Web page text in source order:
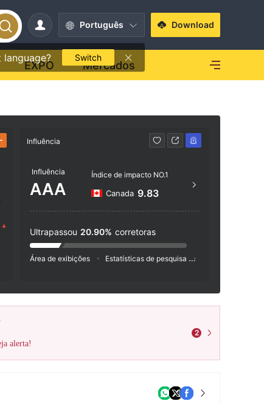
Português
Switch
Download
EXPO Mercados
Influência
Influência
AAA
Índice de impacto NO.1
Canada 9.83
Ultrapassou 20.90% corretoras
Área de exibições Estatísticas de pesquisa
alerta!
2